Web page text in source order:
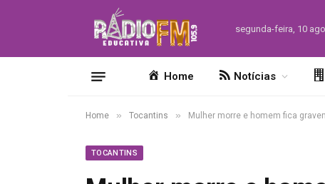
segunda-feira, 10
Home Notícias
Home » Tocantins » Mulher morre e homem fica
TOCANTINS